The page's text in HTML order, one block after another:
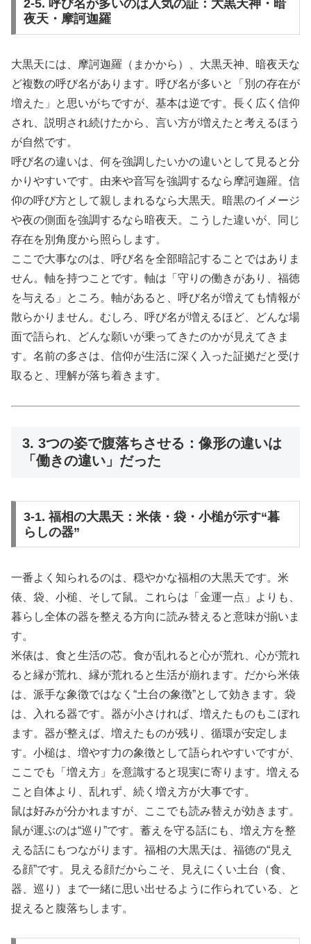
2-5. 呼び名が多いのは人気の証：大黒天神・暗
夜天・摩訶迦羅
大黒天には、摩訶迦羅（まかから）、大黒天神、暗夜天な
ど複数の呼び名があります。呼び名が多いと「別の存在が
増えた」と思いがちですが、基本は逆です。長く広く信仰
され、説明され続けたから、言い方が増えたと考えるほう
が自然です。
呼び名の違いは、何を強調したいかの違いとして見ると分
かりやすいです。由来や音写を強調するなら摩訶迦羅。信
仰の呼び方として親しまれるなら大黒天。暗黒のイメージ
や夜の側面を強調するなら暗夜天。こうした違いが、同じ
存在を別角度から照らします。
ここで大事なのは、呼び名を全部暗記することではありま
せん。軸を持つことです。軸は「守りの働きがあり、福徳
を与える」ところ。軸があると、呼び名が増えても情報が
散らかりません。むしろ、呼び名が増えるほど、どんな場
面で語られ、どんな願いが乗ってきたのかが見えてきま
す。名前の多さは、信仰が生活に深く入った証拠だと受け
取ると、理解が落ち着きます。
3. 3つの姿で腹落ちさせる：像形の違いは
「働きの違い」だった
3-1. 福相の大黒天：米俵・袋・小槌が示す“暮
らしの器”
一番よく知られるのは、穏やかな福相の大黒天です。米
俵、袋、小槌、そして鼠。これらは「金運一点」よりも、
暮らし全体の器を整える方向に読み替えると意味が揃いま
す。
米俵は、食と生活の芯。食が乱れると心が荒れ、心が荒れ
ると縁が荒れ、縁が荒れると生活が崩れます。だから米俵
は、派手な象徴ではなく“土台の象徴”として効きます。袋
は、入れる器です。器が小さければ、増えたものもこぼれ
ます。器が整えば、増えたものが残り、循環が安定しま
す。小槌は、増やす力の象徴として語られやすいですが、
ここでも「増え方」を意識すると現実に寄ります。増える
こと自体より、乱れず、続く増え方が大事です。
鼠は好みが分かれますが、ここでも読み替えが効きます。
鼠が運ぶのは“巡り”です。蓄えを守る話にも、増え方を整
える話にもつながります。福相の大黒天は、福徳の“見え
る顔”です。見える顔だからこそ、見えにくい土台（食、
器、巡り）まで一緒に思い出せるように作られている、と
捉えると腹落ちします。